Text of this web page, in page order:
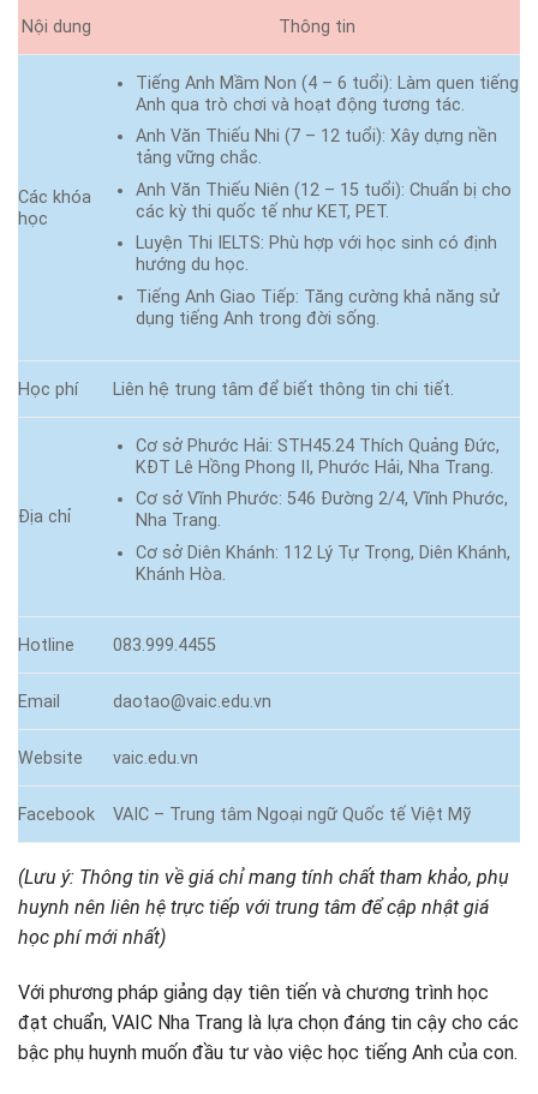
Nội dung Thông tin
Các khóa
học
Tiếng Anh Mầm Non (4 – 6 tuổi): Làm quen tiếng
Anh qua trò chơi và hoạt động tương tác.
Anh Văn Thiếu Nhi (7 – 12 tuổi): Xây dựng nền
tảng vững chắc.
Anh Văn Thiếu Niên (12 – 15 tuổi): Chuẩn bị cho
các kỳ thi quốc tế như KET, PET.
Luyện Thi IELTS: Phù hợp với học sinh có định
hướng du học.
Tiếng Anh Giao Tiếp: Tăng cường khả năng sử
dụng tiếng Anh trong đời sống.
Học phí Liên hệ trung tâm để biết thông tin chi tiết.
Địa chỉ
Cơ sở Phước Hải: STH45.24 Thích Quảng Đức,
KĐT Lê Hồng Phong II, Phước Hải, Nha Trang.
Cơ sở Vĩnh Phước: 546 Đường 2/4, Vĩnh Phước,
Nha Trang.
Cơ sở Diên Khánh: 112 Lý Tự Trọng, Diên Khánh,
Khánh Hòa.
Hotline 083.999.4455
Email daotao@vaic.edu.vn
Website vaic.edu.vn
Facebook VAIC – Trung tâm Ngoại ngữ Quốc tế Việt Mỹ
(Lưu ý: Thông tin về giá chỉ mang tính chất tham khảo, phụ
huynh nên liên hệ trực tiếp với trung tâm để cập nhật giá
học phí mới nhất)
Với phương pháp giảng dạy tiên tiến và chương trình học
đạt chuẩn, VAIC Nha Trang là lựa chọn đáng tin cậy cho các
bậc phụ huynh muốn đầu tư vào việc học tiếng Anh của con.